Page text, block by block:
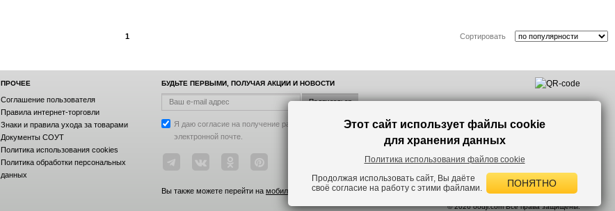
1 Сортировать
ПРОЧЕЕ
Соглашение пользователя
Правила интернет-торговли
Знаки и правила ухода за товарами
Документы СОУТ
Политика использования cookies
Политика обработки персональных
данных
БУДЬТЕ ПЕРВЫМИ, ПОЛУЧАЯ АКЦИИ И НОВОСТИ
Я даю согласие на получение рассылок по
электронной почте.
Вы также можете перейти на мобильную версию сайта.
© 2026 oodji.com Все права защищены.
Этот сайт использует файлы cookie
для хранения данных
Политика использования файлов cookie
Продолжая использовать сайт, Вы даёте
своё согласие на работу с этими файлами.
ПОНЯТНО